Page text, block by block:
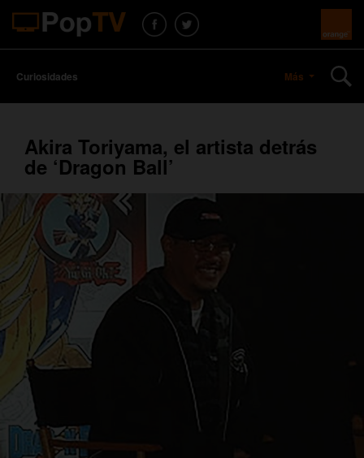
Curiosidades Más
Akira Toriyama, el artista detrás
de ‘Dragon Ball’